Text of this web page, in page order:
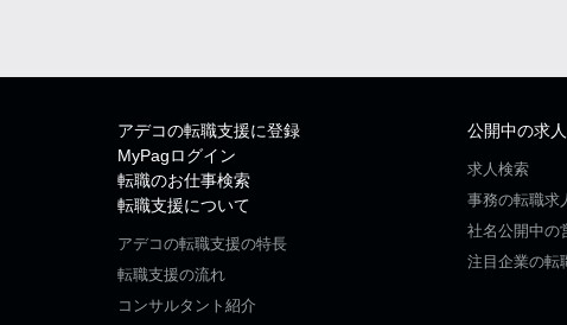
アデコの転職支援に登録
MyPagログイン
転職のお仕事検索
転職支援について
アデコの転職支援の特長
転職支援の流れ
コンサルタント紹介
公開中の求
求人検索
事務の転職求
社名公開中の
注目企業の転